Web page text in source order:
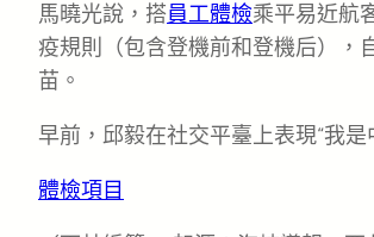
馬曉光說，搭員工體檢乘平易近航
疫規則（包含登機前和登機后），
苗。
早前，邱毅在社交平臺上表現“我
體檢項目